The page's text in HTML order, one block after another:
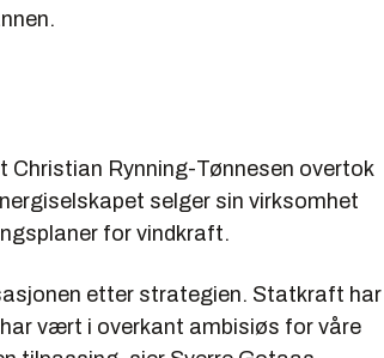
Rynning-Tønnesen overtok
selger sin virksomhet
for vindkraft.
etter strategien. Statkraft har
vært i overkant ambisiøs for våre